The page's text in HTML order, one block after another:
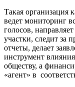
Такая организация
ведет мониторинг
голосов,
участки, следит за
отчеты, делает
инструмент
обществу, а
«агент» в